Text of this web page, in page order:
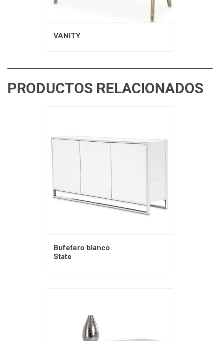
VANITY
PRODUCTOS RELACIONADOS
Bufetero blanco
State